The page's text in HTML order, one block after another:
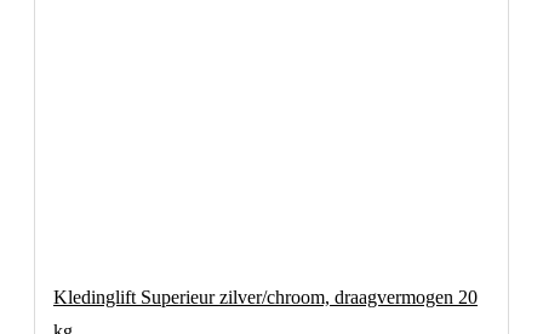
Kledinglift Superieur zilver/chroom, draagvermogen 20